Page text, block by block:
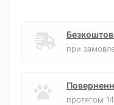
при
протягом